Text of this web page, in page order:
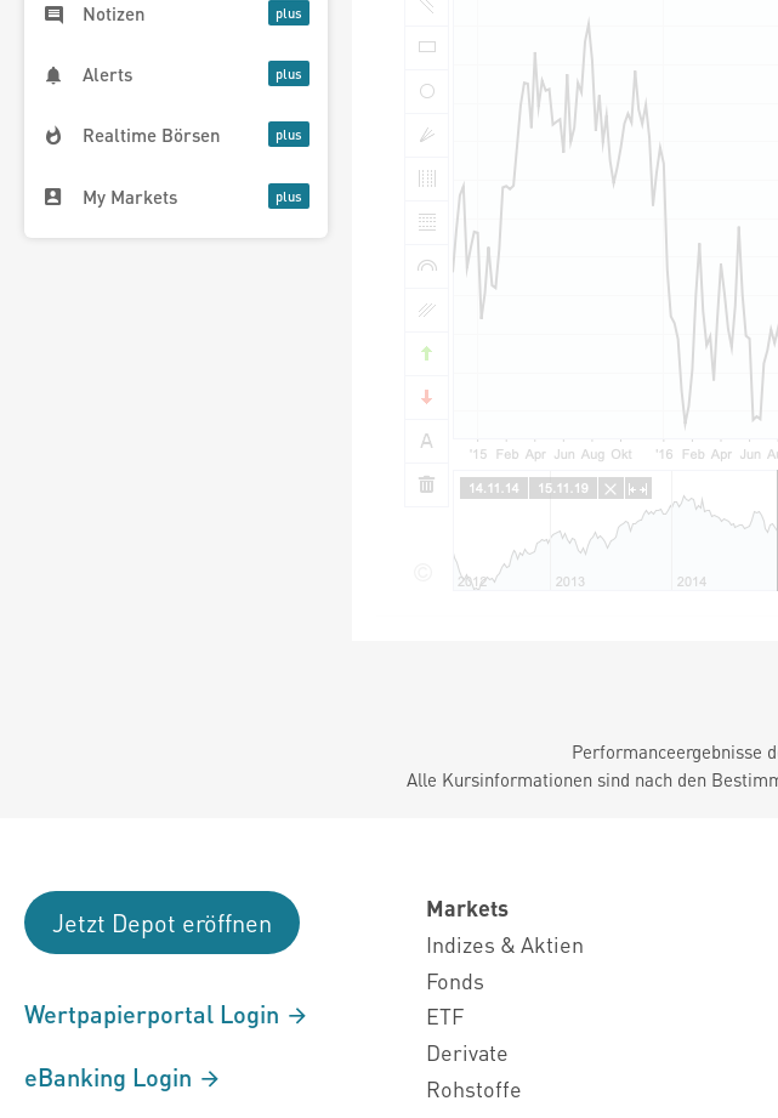
Notizen
Alerts
Realtime Börsen
My Markets
Performanceergebnisse
Alle Kursinformationen sind nach den
Jetzt Depot eröffnen
Wertpapierportal Login
eBanking Login
Markets
Indizes & Aktien
Fonds
ETF
Derivate
Rohstoffe